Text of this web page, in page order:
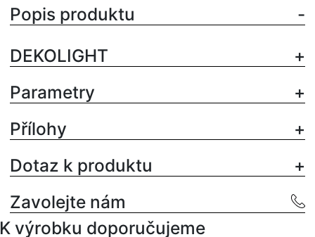
Popis produktu
DEKOLIGHT
Parametry
Přílohy
Dotaz k produktu
Zavolejte nám
K výrobku doporučujeme